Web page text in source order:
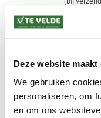
Deze website
We gebruiken
personaliseren, om
en om ons
Kijk hier voor